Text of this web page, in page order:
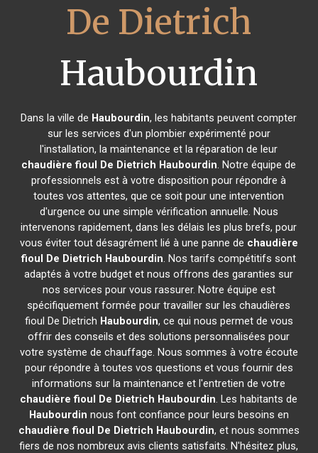
De Dietrich
Haubourdin
Dans la ville de Haubourdin, les habitants peuvent compter
sur les services d'un plombier expérimenté pour
l'installation, la maintenance et la réparation de leur
chaudière fioul De Dietrich Haubourdin. Notre équipe de
professionnels est à votre disposition pour répondre à
toutes vos attentes, que ce soit pour une intervention
d'urgence ou une simple vérification annuelle. Nous
intervenons rapidement, dans les délais les plus brefs, pour
vous éviter tout désagrément lié à une panne de chaudière
fioul De Dietrich Haubourdin. Nos tarifs compétitifs sont
adaptés à votre budget et nous offrons des garanties sur
nos services pour vous rassurer. Notre équipe est
spécifiquement formée pour travailler sur les chaudières
fioul De Dietrich Haubourdin, ce qui nous permet de vous
offrir des conseils et des solutions personnalisées pour
votre système de chauffage. Nous sommes à votre écoute
pour répondre à toutes vos questions et vous fournir des
informations sur la maintenance et l'entretien de votre
chaudière fioul De Dietrich Haubourdin. Les habitants de
Haubourdin nous font confiance pour leurs besoins en
chaudière fioul De Dietrich Haubourdin, et nous sommes
fiers de nos nombreux avis clients satisfaits. N'hésitez plus,